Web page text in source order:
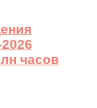
часов